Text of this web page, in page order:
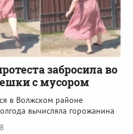
забросила во
с мусором
в Волжском районе
вычисляла горожанина
8